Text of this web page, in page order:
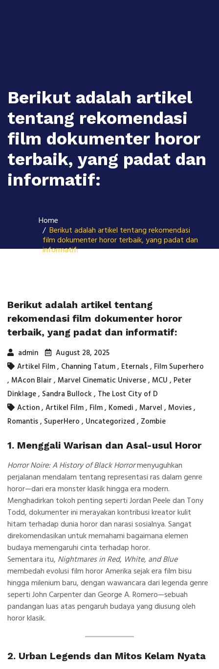
Berikut adalah artikel
tentang rekomendasi
film dokumenter horor
terbaik, yang padat dan
informatif:
Home
Berikut adalah artikel tentang rekomendasi
film dokumenter horor terbaik, yang padat dan
informatif:
Berikut adalah artikel tentang
rekomendasi film dokumenter horor
terbaik, yang padat dan informatif:
admin
August 28, 2025
Artikel Film, Channing Tatum, Eternals, Film Superhero
, MAcon Blair , Marvel Cinematic Universe, MCU , Peter
Dinklage, Sandra Bullock , The Lost City of D
Action, Artikel Film, Film, Komedi , Marvel , Movies,
Romantis, SuperHero , Uncategorized , Zombie
1. Menggali Warisan dan Asal-usul Horor
Horror Noire: A History of Black Horrormenyuguhkan
perjalanan mendalam tentang representasi ras dalam genre
horor—dari era monster klasik hingga era modern.
Menghadirkan tokoh penting seperti Jordan Peele dan Tony
Todd, dokumenter ini merayakan kontribusi kreator kulit
hitam terhadap dunia horor dan narasi sosialnya. Sangat
direkomendasikan untuk memahami bagaimana elemen
budaya memengaruhi cinta terhadap horor.
Sementara itu, Nightmares in Red, White, and Blue
membedah evolusi film horor Amerika sejak era film bisu
hingga milenium baru, dengan wawancara dari legenda genre
seperti John Carpenter dan George A. Romero—sebuah
pandangan luas atas pengaruh budaya yang diusung oleh
horor klasik.
2. Urban Legends dan Mitos Kelam Nyata